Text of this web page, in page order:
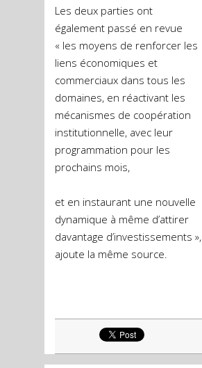
Les deux parties ont
également passé en revue
« les moyens de renforcer les
liens économiques et
commerciaux dans tous les
domaines, en réactivant les
mécanismes de coopération
institutionnelle, avec leur
programmation pour les
prochains mois,
et en instaurant une nouvelle
dynamique à même d’attirer
davantage d’investissements »,
ajoute la même source.